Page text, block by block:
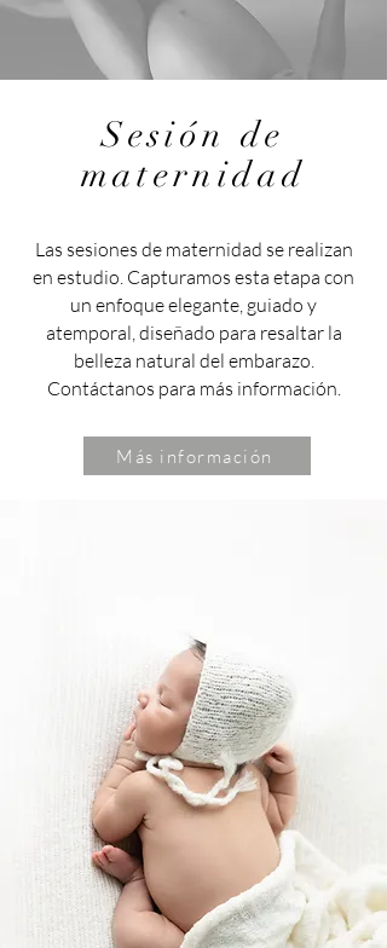
Sesión de
maternidad
Las sesiones de maternidad se realizan
en estudio. Capturamos esta etapa con
un enfoque elegante, guiado y
atemporal, diseñado para resaltar la
belleza natural del embarazo.
Contáctanos para más información.
Más información